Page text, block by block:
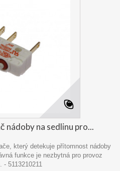
nádoby na sedlinu pro...
který detekuje přítomnost nádoby
funkce je nezbytná pro provoz
- 5113210211